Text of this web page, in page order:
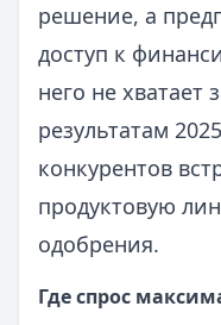
решение, а
доступ к
него не хватает
результатам
конкурентов
продуктовую
одобрения.
Где спрос